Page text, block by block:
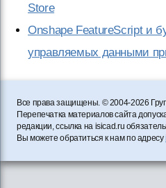
Store
Onshape FeatureScript и
управляемых данными
Все права защищены. © 2004-2026
Перепечатка материалов сайта
редакции, ссылка на isicad.ru
Вы можете обратиться к нам по адресу